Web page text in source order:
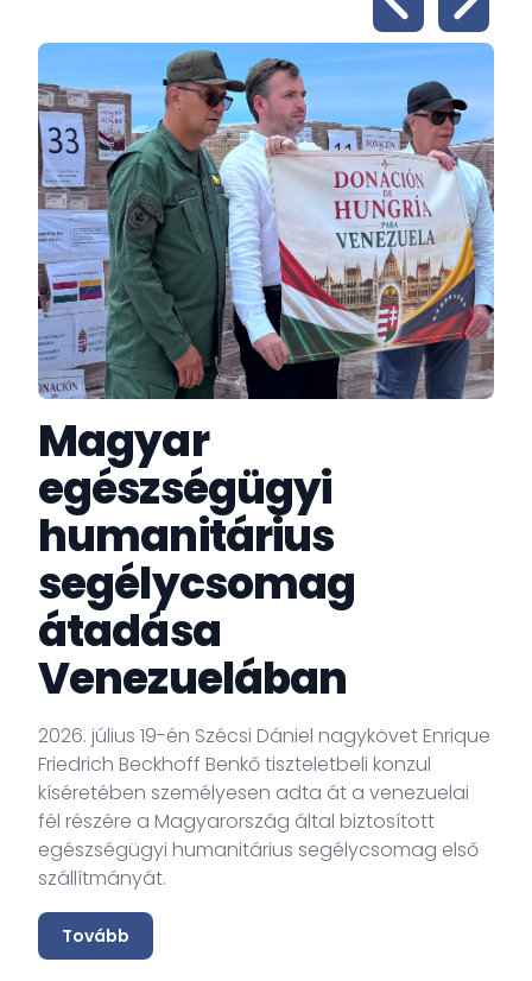
Magyar
egészségügyi
humanitárius
segélycsomag
átadása
Venezuelában
2026. július 19-én Szécsi Dániel nagykövet Enrique
Friedrich Beckhoff Benkő tiszteletbeli konzul
kíséretében személyesen adta át a venezuelai
fél részére a Magyarország által biztosított
egészségügyi humanitárius segélycsomag első
szállítmányát.
Tovább